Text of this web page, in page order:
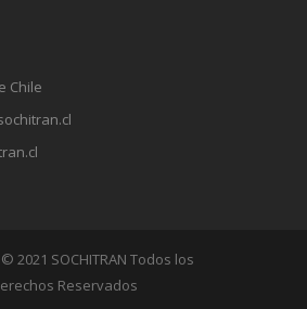
Chile
2021 SOCHITRAN Todos los
Reservados